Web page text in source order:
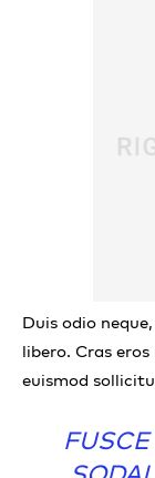
Duis odio
libero. Cras
euismod